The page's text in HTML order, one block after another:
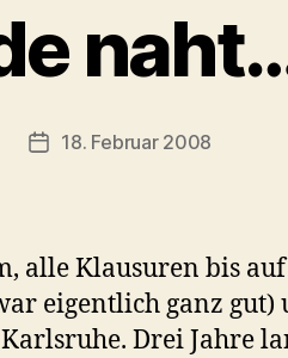
Veröffentlichungsdatum
18. Februar 2008
alle Klausuren bis
eigentlich ganz gut)
Drei Jahre